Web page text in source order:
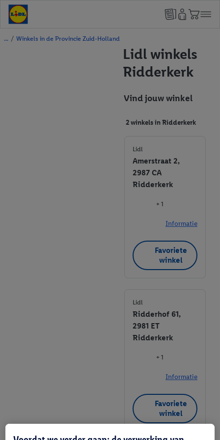
/ Winkels in de Provincie Zuid-Holland
Lidl winkels
Ridderkerk
Vind jouw winkel
2 winkels in Ridderkerk
Lidl
Amerstraat 2,
2987 CA
Ridderkerk
+ 1
Informatie
Favoriete
winkel
Lidl
Ridderhof 61,
2981 ET
Ridderkerk
+ 1
Informatie
Favoriete
winkel